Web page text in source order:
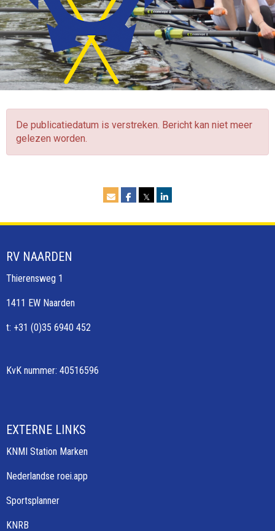
De publicatiedatum is verstreken. Bericht kan niet meer
gelezen worden.
𝕏
RV NAARDEN
Thierensweg 1
1411 EW Naarden
t: +31 (0)35 6940 452
KvK nummer: 40516596
EXTERNE LINKS
KNMI Station Marken
Nederlandse roei.app
Sportsplanner
KNRB